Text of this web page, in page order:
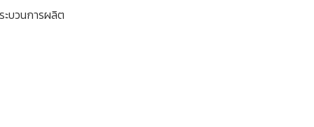
บวนการผลิต